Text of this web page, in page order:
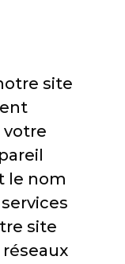
site
votre
le nom
site